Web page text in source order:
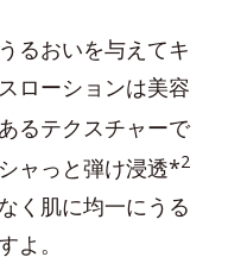
るおいを与えてキ
ローションは美容
るテクスチャーで
ャっと弾け浸透*2
く肌に均一にうる
よ。